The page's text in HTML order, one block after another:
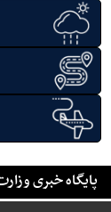
پایگاه خبری